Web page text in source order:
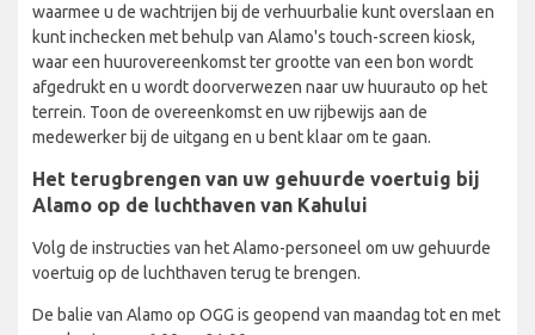
waarmee u de wachtrijen bij de verhuurbalie kunt overslaan en
kunt inchecken met behulp van Alamo's touch-screen kiosk,
waar een huurovereenkomst ter grootte van een bon wordt
afgedrukt en u wordt doorverwezen naar uw huurauto op het
terrein. Toon de overeenkomst en uw rijbewijs aan de
medewerker bij de uitgang en u bent klaar om te gaan.
Het terugbrengen van uw gehuurde voertuig bij
Alamo op de luchthaven van Kahului
Volg de instructies van het Alamo-personeel om uw gehuurde
voertuig op de luchthaven terug te brengen.
De balie van Alamo op OGG is geopend van maandag tot en met